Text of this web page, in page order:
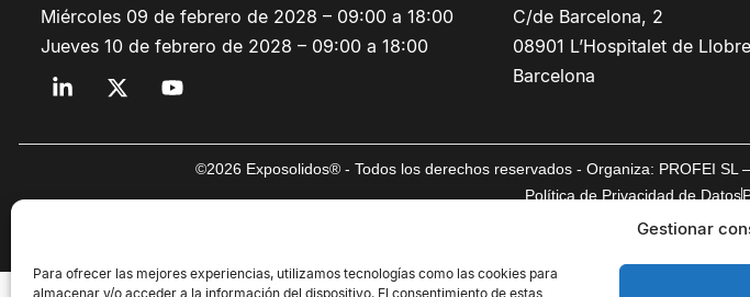
Gestionar
Para ofrecer las mejores experiencias, utilizamos tecnologías como las cookies para
almacenar y/o acceder a la información del dispositivo. El consentimiento de estas
Miércoles 09 de febrero de 2028 – 09:00 a 18:00
Jueves 10 de febrero de 2028 – 09:00 a 18:00
C/de Barcelona, 2
08901 L’Hospitalet de
Barcelona
©2026 Exposolidos® - Todos los derechos reservados - Organiza: PROFEI
Política de Privacidad de Datos